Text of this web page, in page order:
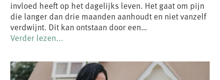
invloed heeft op het dagelijks leven. Het gaat om pijn
die langer dan drie maanden aanhoudt en niet vanzelf
verdwijnt. Dit kan ontstaan door een…
Verder lezen...